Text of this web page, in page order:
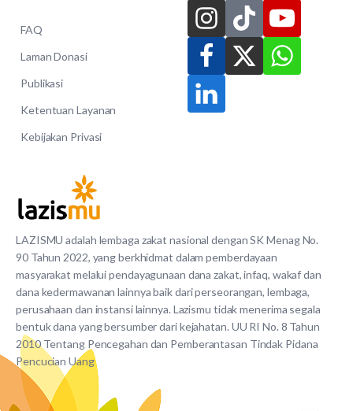
LAZISMU adalah lembaga zakat nasional dengan SK Menag No.
90 Tahun 2022, yang berkhidmat dalam pemberdayaan
masyarakat melalui pendayagunaan dana zakat, infaq, wakaf dan
dana kedermawanan lainnya baik dari perseorangan, lembaga,
perusahaan dan instansi lainnya. Lazismu tidak menerima segala
bentuk dana yang bersumber dari kejahatan. UU RI No. 8 Tahun
2010 Tentang Pencegahan dan Pemberantasan Tindak Pidana
Pencucian Uang
FAQ
Laman Donasi
Publikasi
Ketentuan Layanan
Kebijakan Privasi